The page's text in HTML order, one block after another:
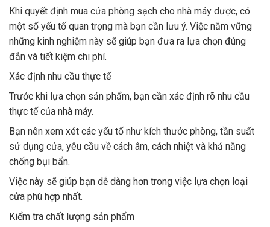
Khi quyết định mua cửa phòng sạch cho nhà máy dược, có
một số yếu tố quan trọng mà bạn cần lưu ý. Việc nắm vững
những kinh nghiệm này sẽ giúp bạn đưa ra lựa chọn đúng
đắn và tiết kiệm chi phí.
Xác định nhu cầu thực tế
Trước khi lựa chọn sản phẩm, bạn cần xác định rõ nhu cầu
thực tế của nhà máy.
Bạn nên xem xét các yếu tố như kích thước phòng, tần suất
sử dụng cửa, yêu cầu về cách âm, cách nhiệt và khả năng
chống bụi bẩn.
Việc này sẽ giúp bạn dễ dàng hơn trong việc lựa chọn loại
cửa phù hợp nhất.
Kiểm tra chất lượng sản phẩm